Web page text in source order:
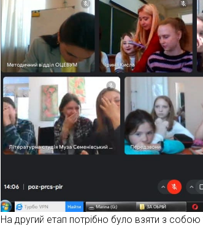
На другий етап потрібно було взяти з собою